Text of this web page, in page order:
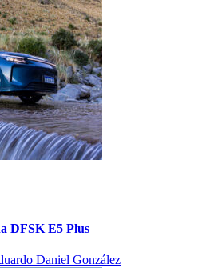
DFSK E5 Plus
Daniel González